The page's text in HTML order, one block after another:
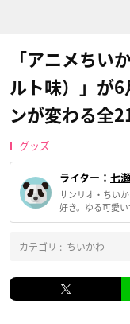
「アニメちい
ルト味）」が
ンが変わる全
グッズ
ライター： 七
サンリオ・ちい
好き。ゆる可愛
カテゴリ : ちいかわ